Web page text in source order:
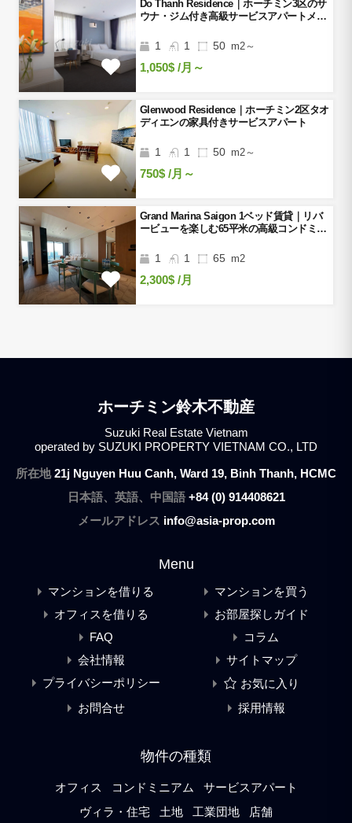
Do Thanh Residence｜ホーチミン3区のサ
ウナ・ジム付き高級サービスアパートメン
1 1 50 m2～
1,050$ /月～
Glenwood Residence｜ホーチミン2区タオ
ディエンの家具付きサービスアパート
1 1 50 m2～
750$ /月～
Grand Marina Saigon 1ベッド賃貸｜リバ
ービューを楽しむ65平米の高級コンドミニ
1 1 65 m2
2,300$ /月
ホーチミン鈴木不動産
Suzuki Real Estate Vietnam
operated by SUZUKI PROPERTY VIETNAM CO., LTD
所在地21j Nguyen Huu Canh, Ward 19, Binh Thanh, HCMC
日本語、英語、中国語 +84 (0) 914408621
メールアドレス info@asia-prop.com
Menu
マンションを借りる
マンションを買う
オフィスを借りる
お部屋探しガイド
FAQ
コラム
会社情報
サイトマップ
プライバシーポリシー
お気に入り
お問合せ
採用情報
物件の種類
オフィス コンドミニアム
サービスアパート
ヴィラ・住宅
土地 工業団地 店舗